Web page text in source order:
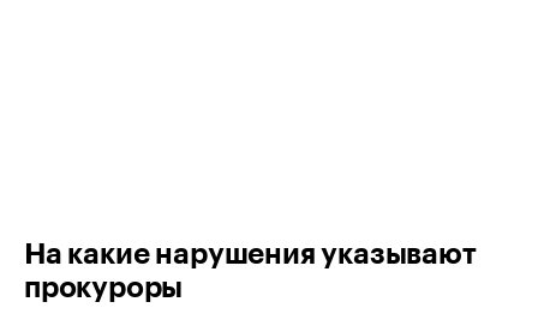
На какие нарушения указывают
прокуроры